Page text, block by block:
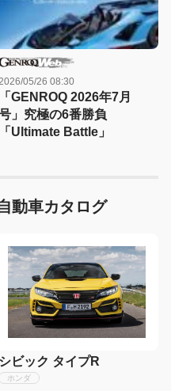
05/26 08:30
「GENROQ 2026年7月
」究極の6番勝負
「Ultimate Battle」
動車カタログ
シビック タイプR
ホンダ